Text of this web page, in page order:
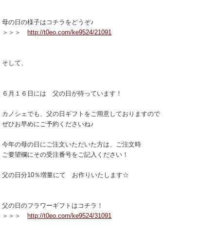
母の日の様子はコチラをどうぞ♪
＞＞＞
http://t0eo.com/ke9524/21091
そして、
６月１６日には 父の日が待っています！
カノシェでも、父の日ギフトをご用意しておりますので
ぜひお早めにご予約くださいね♪
今年の母の日にご注文いただいた方は、ご注文時
ご要望欄にその受注番号をご記入ください！
父の日分10％増量にて お作りいたします☆
父の日のフラワーギフトはコチラ！
＞＞＞
http://t0eo.com/ke9524/31091